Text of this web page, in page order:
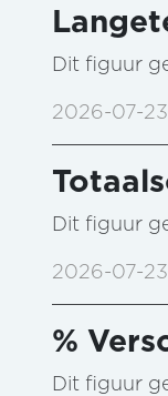
Dit figuur
2026-07-23
Dit figuur
2026-07-23
%
Dit figuur